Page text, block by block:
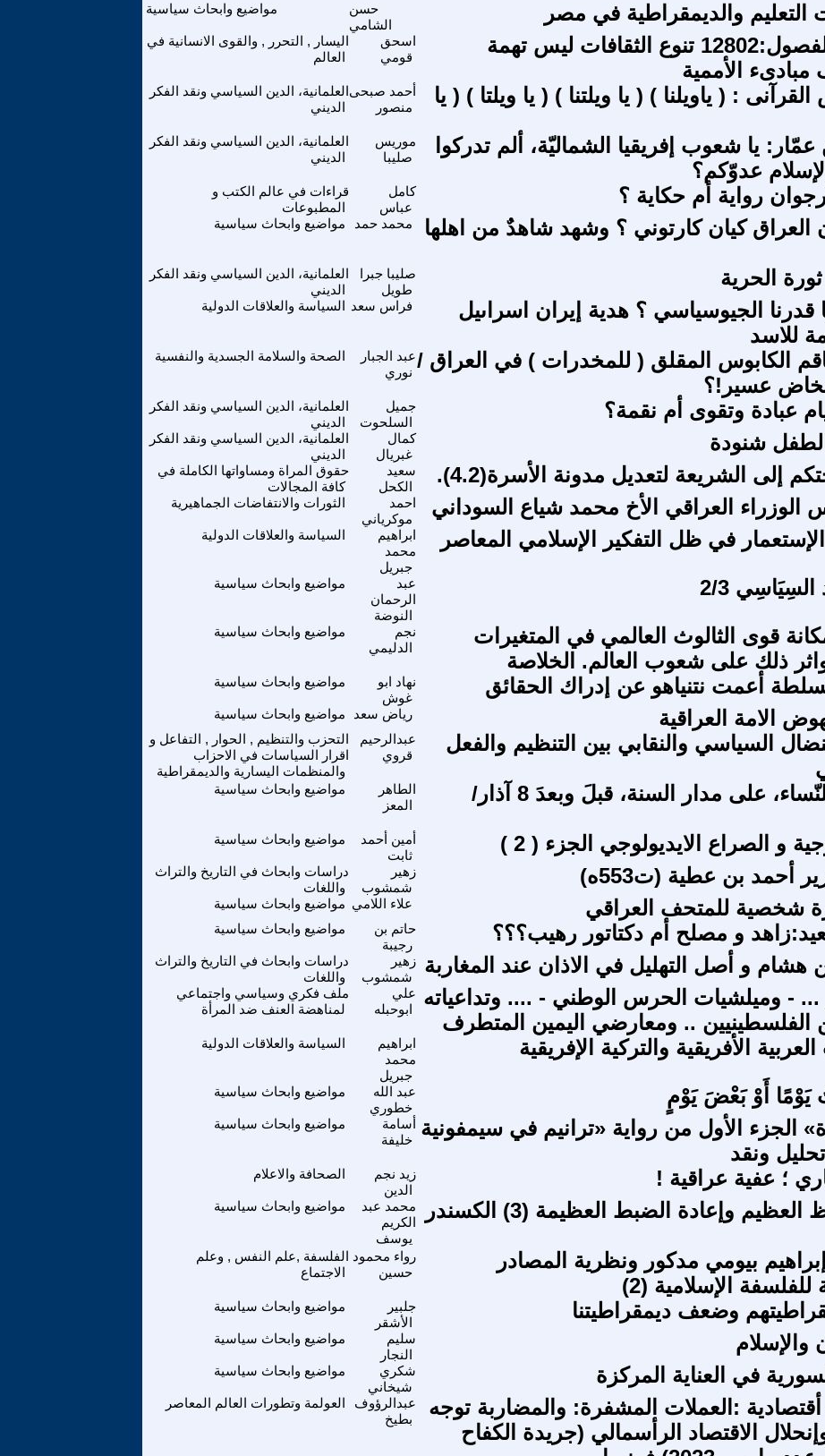
مواضيع وابحاث سياسية
حسن
الشامي
التعليم والديمقراطية في مصر
اليسار , التحرر , والقوى الانسانية في
العالم
اسحق
قومي
عشتار الفصول:12802 تنوع الثقافات ليس تهمة
مبادىء الأممية
العلمانية، الدين السياسي ونقد الفكر
الديني
أحمد صبحى
منصور
: ( ياويلنا ) ( يا ويلتنا ) ( يا ويلتا ) ( يا
العلمانية، الدين السياسي ونقد الفكر
الديني
موريس
صليبا
يا شعوب إفريقيا الشماليّة، ألم تدركوا
عدوّكم؟
قراءات في عالم الكتب و
المطبوعات
كامل
عباس
رواية أم حكاية ؟
مواضيع وابحاث سياسية محمد حمد
العراق كيان كارتوني ؟ وشهد شاهدٌ من اهلها
العلمانية، الدين السياسي ونقد الفكر
الديني
صليبا جبرا
طويل
ثورة الحرية
السياسة والعلاقات الدولية فراس سعد
قدرنا الجيوسياسي ؟ هدية إيران اسراىيل
للاسد
الصحة والسلامة الجسدية والنفسية
عبد الجبار
نوري الكابوس المقلق ( للمخدرات ) في العراق /
عسير!؟
العلمانية، الدين السياسي ونقد الفكر
الديني
جميل
السلحوت
عبادة وتقوى أم نقمة؟
العلمانية، الدين السياسي ونقد الفكر
الديني
كمال
غبريال
شنودة
حقوق المراة ومساواتها الكاملة في
كافة المجالات
سعيد
الكحل
إلى الشريعة لتعديل مدونة الأسرة(4.2).
الثورات والانتفاضات الجماهيرية
احمد
موكرياني
الوزراء العراقي الأخ محمد شياع السوداني
السياسة والعلاقات الدولية
ابراهيم
محمد
جبريل
في ظل التفكير الإسلامي المعاصر
مواضيع وابحاث سياسية
عبد
الرحمان
النوضة
2/3
مواضيع وابحاث سياسية
نجم
الدليمي
قوى الثالوث العالمي في المتغيرات
واثر ذلك على شعوب العالم. الخلاصة
مواضيع وابحاث سياسية
نهاد ابو
غوش
أعمت نتنياهو عن إدراك الحقائق
مواضيع وابحاث سياسية رياض سعد الامة العراقية
التحزب والتنظيم , الحوار , التفاعل و
اقرار السياسات في الاحزاب
والمنظمات اليسارية والديمقراطية
عبدالرحيم
قروي
السياسي والنقابي بين التنظيم والفعل
مواضيع وابحاث سياسية
الطاهر
المعز
تكريمًا للنّساء، على مدار السنة، قبلَ وبعدَ 8 آذار/
مواضيع وابحاث سياسية
أمين أحمد
ثابت
و الصراع الايديولوجي الجزء ( 2 )
دراسات وابحاث في التاريخ والتراث
واللغات
زهير
شمشوب
أحمد بن عطية (ت553ه)
مواضيع وابحاث سياسية علاء اللامي
مواضيع وابحاث سياسية
حاتم بن
رجيبة
و مصلح أم دكتاتور رهيب؟؟؟
دراسات وابحاث في التاريخ والتراث
واللغات
زهير
شمشوب
هشام و أصل التهليل في الاذان عند المغاربة
ملف فكري وسياسي واجتماعي
لمناهضة العنف ضد المرأة
علي
ابوحبله
... - وميلشيات الحرس الوطني - .... وتداعياته
الفلسطينيين .. ومعارضي اليمين المتطرف
السياسة والعلاقات الدولية
ابراهيم
محمد
جبريل
العربية الأفريقية والتركية الإفريقية
مواضيع وابحاث سياسية
عبد الله
خطوري
يَوْمًا أَوْ بَعْضَ يَوْمٍ
مواضيع وابحاث سياسية
أسامة
خليفة الجزء الأول من رواية «ترانيم في سيمفونية
تحليل ونقد
الصحافة والاعلام
زيد نجم
الدين
؛ عفية عراقية !
مواضيع وابحاث سياسية
محمد عبد
الكريم
يوسف
الاستيقاظ العظيم وإعادة الضبط العظيمة (3) الكسندر
الفلسفة ,علم النفس , وعلم
الاجتماع
رواء محمود
حسين
إبراهيم بيومي مدكور ونظرية المصادر
للفلسفة الإسلامية (2)
مواضيع وابحاث سياسية
جلبير
الأشقر
وضعف ديمقراطيتنا
مواضيع وابحاث سياسية
سليم
النجار
والإسلام
مواضيع وابحاث سياسية
شكري
شيخاني
في العناية المركزة
العولمة وتطورات العالم المعاصر
عبدالرؤوف
بطيخ
أقتصادية :العملات المشفرة: والمضاربة توجه
الاقتصاد الرأسمالي (جريدة الكفاح